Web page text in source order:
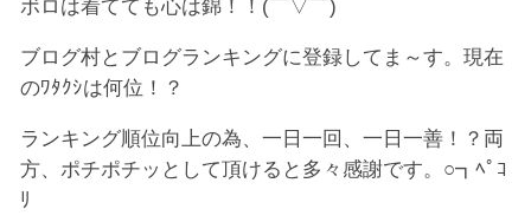
ボロは着てても心は錦！！(￣▽￣)
ブログ村とブログランキングに登録してま～す。現在
のﾜﾀｸｼは何位！？
ランキング順位向上の為、一日一回、一日一善！？両
方、ポチポチッとして頂けると多々感謝です。○┓ﾍﾟｺ
ﾘ